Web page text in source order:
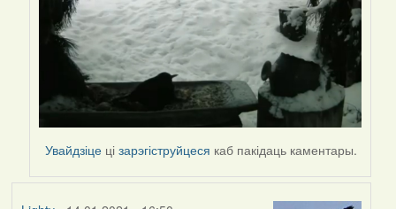
Увайдзіце цізарэгіструйцеся каб пакідаць каментары.